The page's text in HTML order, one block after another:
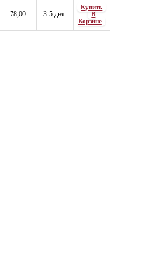
78,00 3-5 дня.
Купить
В
Корзине